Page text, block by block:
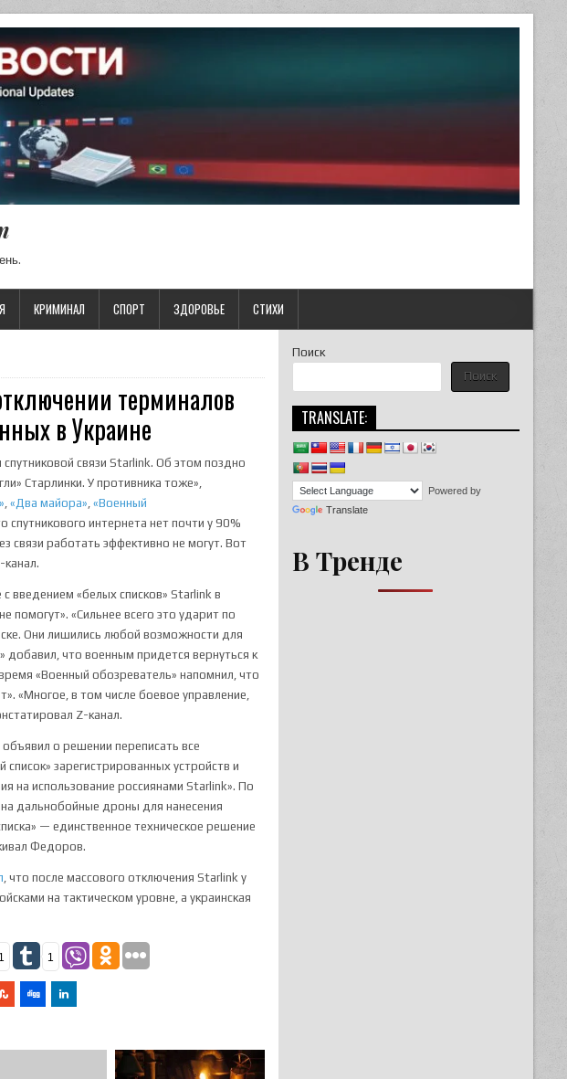
КРИМИНАЛ СПОРТ ЗДОРОВЬЕ СТИХИ
терминалов
в Украине
связи Starlink. Об этом поздно
Старлинки. У противника тоже»,
,«Два майора»,«Военный
спутникового интернета нет почти у 90%
связи работать эффективно не могут. Вот
введением «белых списков» Starlink в
помогут». «Сильнее всего это ударит по
Они лишились любой возможности для
добавил, что военным придется вернуться к
«Военный обозреватель» напомнил, что
«Многое, в том числе боевое управление,
Z-канал.
о решении переписать все
зарегистрированных устройств и
на использование россиянами Starlink». По
дальнобойные дроны для нанесения
— единственное техническое решение
Федоров.
, что после массового отключения Starlink у
на тактическом уровне, а украинская
1 1
Поиск
Поиск
TRANSLATE:
Powered by
Translate
В Тренде